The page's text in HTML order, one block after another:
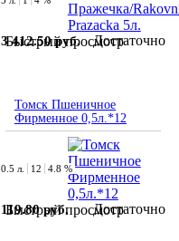
Быстрый просмотр
3 412.50 руб. Достаточно
Томск Пшеничное
Фирменное 0,5л.*12
Быстрый просмотр
0.5 л. 12 4.8 %
119.80 руб. Достаточно